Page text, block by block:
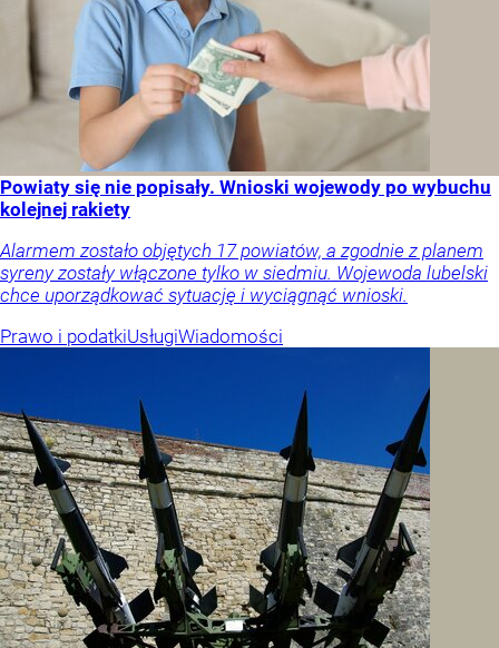
Powiaty się nie popisały. Wnioski wojewody po wybuchu
kolejnej rakiety
Alarmem zostało objętych 17 powiatów, a zgodnie z planem
syreny zostały włączone tylko w siedmiu. Wojewoda lubelski
chce uporządkować sytuację i wyciągnąć wnioski.
Prawo i podatkiUsługiWiadomości